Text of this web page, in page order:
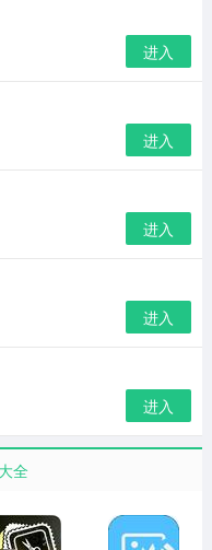
社交平台发图更吸睛更
私保护更灵活更全面更
松打造专属视觉标识彰
，轻松制作各类创意贴
件，智能识别边缘细节
贴纸，让图片编辑更加
萌宠瞬间，趣味分享社
进入
进入
进入
进入
进入
全